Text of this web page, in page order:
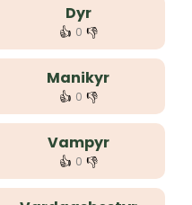
Dyr
👍 0 👎
Manikyr
👍 0 👎
Vampyr
👍 0 👎